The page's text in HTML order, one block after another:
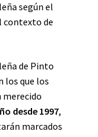
según el
contexto de
de Pinto
los que los
desde 1997,
marcados